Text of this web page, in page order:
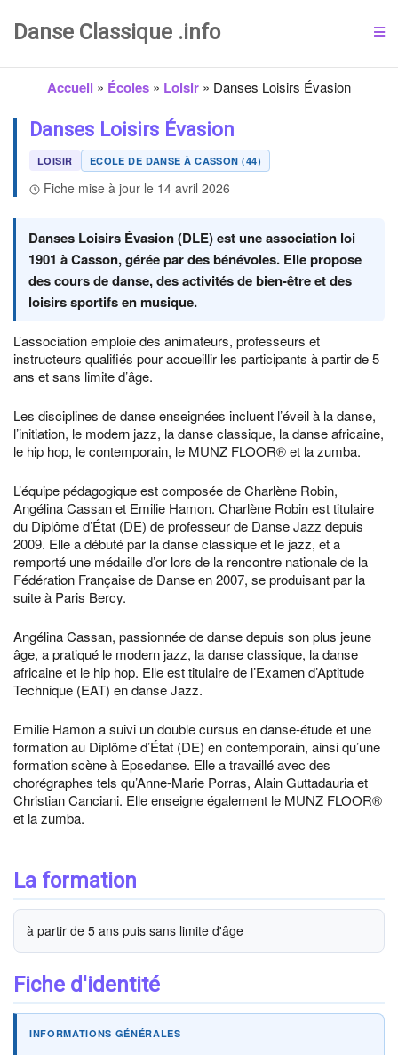
Danse Classique .info
Accueil » Écoles » Loisir » Danses Loisirs Évasion
Danses Loisirs Évasion
LOISIR ECOLE DE DANSE À CASSON (44)
Fiche mise à jour le 14 avril 2026
Danses Loisirs Évasion (DLE) est une association loi
1901 à Casson, gérée par des bénévoles. Elle propose
des cours de danse, des activités de bien-être et des
loisirs sportifs en musique.
L’association emploie des animateurs, professeurs et
instructeurs qualifiés pour accueillir les participants à partir de 5
ans et sans limite d’âge.
Les disciplines de danse enseignées incluent l’éveil à la danse,
l’initiation, le modern jazz, la danse classique, la danse africaine,
le hip hop, le contemporain, le MUNZ FLOOR® et la zumba.
L’équipe pédagogique est composée de Charlène Robin,
Angélina Cassan et Emilie Hamon. Charlène Robin est titulaire
du Diplôme d’État (DE) de professeur de Danse Jazz depuis
2009. Elle a débuté par la danse classique et le jazz, et a
remporté une médaille d’or lors de la rencontre nationale de la
Fédération Française de Danse en 2007, se produisant par la
suite à Paris Bercy.
Angélina Cassan, passionnée de danse depuis son plus jeune
âge, a pratiqué le modern jazz, la danse classique, la danse
africaine et le hip hop. Elle est titulaire de l’Examen d’Aptitude
Technique (EAT) en danse Jazz.
Emilie Hamon a suivi un double cursus en danse-étude et une
formation au Diplôme d’État (DE) en contemporain, ainsi qu’une
formation scène à Epsedanse. Elle a travaillé avec des
chorégraphes tels qu’Anne-Marie Porras, Alain Guttadauria et
Christian Canciani. Elle enseigne également le MUNZ FLOOR®
et la zumba.
La formation
à partir de 5 ans puis sans limite d'âge
Fiche d'identité
INFORMATIONS GÉNÉRALES